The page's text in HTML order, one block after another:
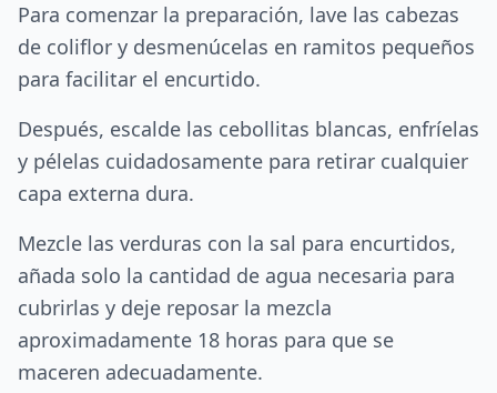
Para comenzar la preparación, lave las cabezas
de coliflor y desmenúcelas en ramitos pequeños
para facilitar el encurtido.
Después, escalde las cebollitas blancas, enfríelas
y pélelas cuidadosamente para retirar cualquier
capa externa dura.
Mezcle las verduras con la sal para encurtidos,
añada solo la cantidad de agua necesaria para
cubrirlas y deje reposar la mezcla
aproximadamente 18 horas para que se
maceren adecuadamente.